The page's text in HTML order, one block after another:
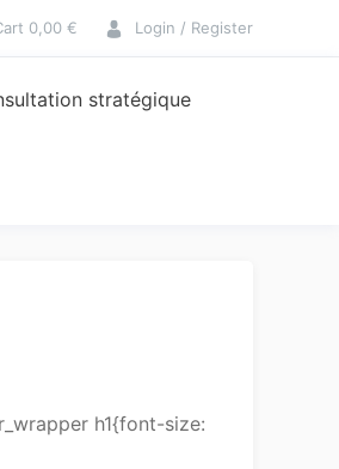
0,00 € Login / Register
stratégique
h1{font-size: